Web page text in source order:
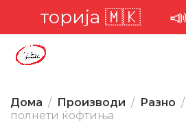
🇲🇰📣
Дома Производи Разно
полнети ќофтиња